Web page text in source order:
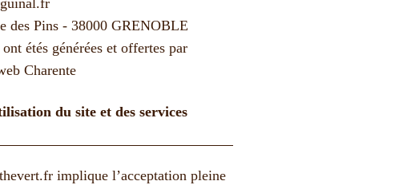
des Pins - 38000 GRENOBLE
étés générées et offertes par
Charente
du site et des services
implique l’acceptation pleine